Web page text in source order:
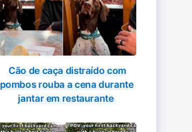
Cão de caça distraído com
pombos rouba a cena durante
jantar em restaurante